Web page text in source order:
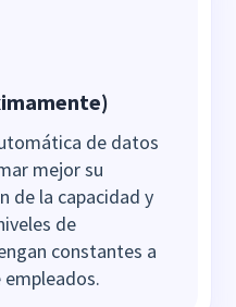
de datos
mejor su
de la capacidad y
de
constantes a
empleados.